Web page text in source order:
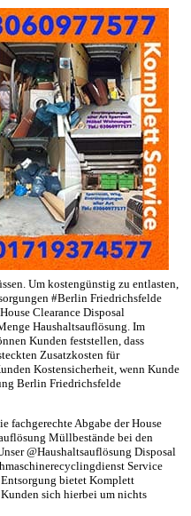
Um kostengünstig zu entlasten,
#Berlin Friedrichsfelde
Clearance Disposal
Haushaltsauflösung. Im
Kunden feststellen, dass
Zusatzkosten für
Kostensicherheit, wenn Kunde
Berlin Friedrichsfelde
fachgerechte Abgabe der House
Müllbestände bei den
@Haushaltsauflösung Disposal
Service
bietet Komplett
sich hierbei um nichts